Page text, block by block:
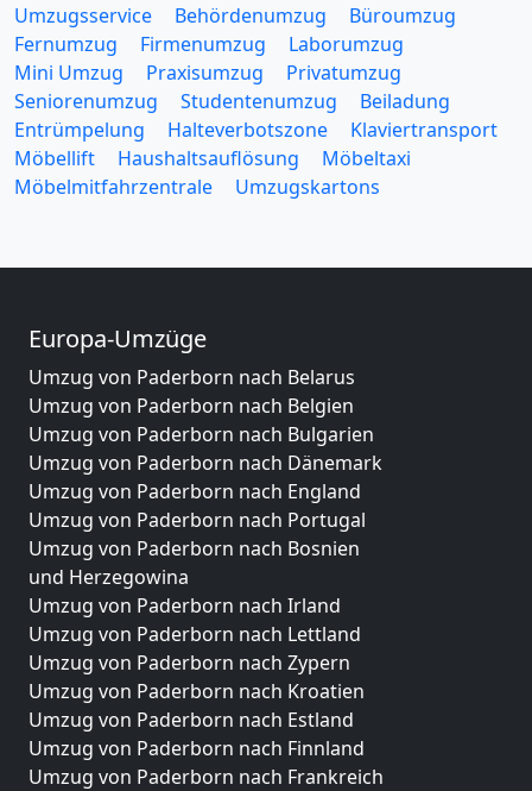
Umzugsservice Behördenumzug
Büroumzug
Fernumzug
Firmenumzug
Laborumzug
Mini Umzug
Praxisumzug
Privatumzug
Seniorenumzug
Studentenumzug
Beiladung
Entrümpelung
Halteverbotszone
Klaviertransport
Möbellift
Haushaltsauflösung
Möbeltaxi
Möbelmitfahrzentrale
Umzugskartons
Europa-Umzüge
Umzug von Paderborn nach Belarus
Umzug von Paderborn nach Belgien
Umzug von Paderborn nach Bulgarien
Umzug von Paderborn nach Dänemark
Umzug von Paderborn nach England
Umzug von Paderborn nach Portugal
Umzug von Paderborn nach Bosnien
und Herzegowina
Umzug von Paderborn nach Irland
Umzug von Paderborn nach Lettland
Umzug von Paderborn nach Zypern
Umzug von Paderborn nach Kroatien
Umzug von Paderborn nach Estland
Umzug von Paderborn nach Finnland
Umzug von Paderborn nach Frankreich